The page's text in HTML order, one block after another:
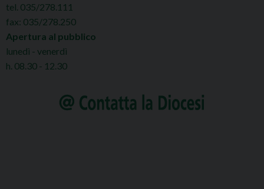
tel. 035/278.111
fax: 035/278.250
Apertura al pubblico
lunedì - venerdì
h. 08.30 - 12.30